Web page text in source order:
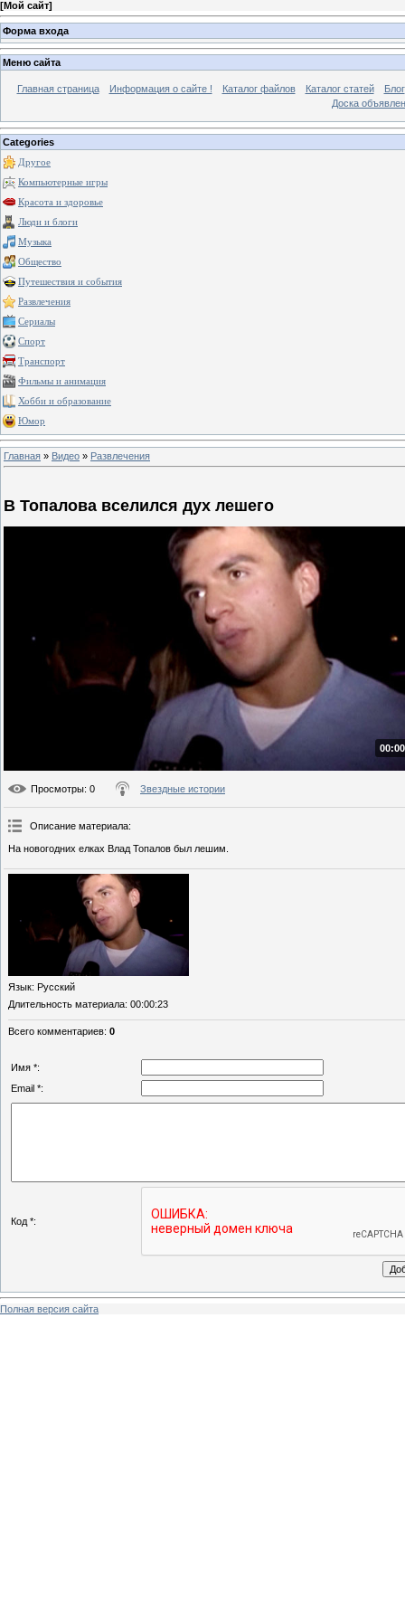
[Мой сайт]
Форма входа
Меню сайта
Главная страница Информация о сайте ! Каталог файлов Каталог статей
Блог
Доска
Categories
Другое
Компьютерные игры
Красота и здоровье
Люди и блоги
Музыка
Общество
Путешествия и события
Развлечения
Сериалы
Спорт
Транспорт
Фильмы и анимация
Хобби и образование
Юмор
Главная » Видео » Развлечения
В Топалова вселился дух лешего
Просмотры: 0 Звездные истории
Описание материала:
На новогодних елках Влад Топалов был лешим.
Язык: Русский
Длительность материала: 00:00:23
Всего комментариев: 0
Имя *:
Email *:
Код *:
Полная версия сайта